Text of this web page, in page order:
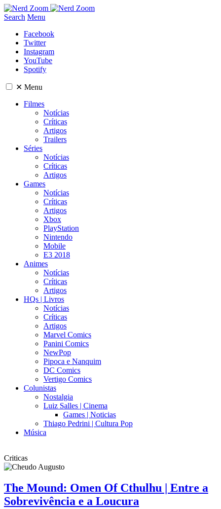
Search Menu
Facebook
Twitter
Instagram
YouTube
Spotify
✕ Menu
Filmes
Notícias
Críticas
Artigos
Trailers
Séries
Notícias
Críticas
Artigos
Games
Notícias
Críticas
Artigos
Xbox
PlayStation
Nintendo
Mobile
E3 2018
Animes
Notícias
Críticas
Artigos
HQs | Livros
Notícias
Críticas
Artigos
Marvel Comics
Panini Comics
NewPop
Pipoca e Nanquim
DC Comics
Vertigo Comics
Colunistas
Nostalgia
Luiz Salles | Cinema
Games | Noticias
Thiago Pedrini | Cultura Pop
Música
Criticas
The Mound: Omen Of Cthulhu | Entre a
Sobrevivência e a Loucura